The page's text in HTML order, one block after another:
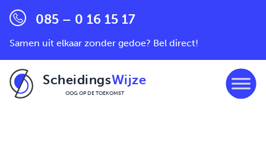
085 – 0 16 15 17
Samen uit elkaar zonder gedoe? Bel direct!
ScheidingsWijze
OOG OP DE TOEKOMST